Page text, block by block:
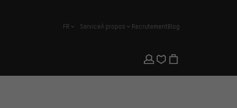
français
FR ServiceÀ propos RecrutementBlog